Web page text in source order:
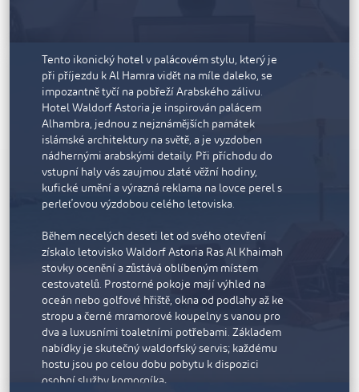
Tento ikonický hotel v palácovém stylu, který je
při příjezdu k Al Hamra vidět na míle daleko, se
impozantně tyčí na pobřeží Arabského zálivu.
Hotel Waldorf Astoria je inspirován palácem
Alhambra, jednou z nejznámějších památek
islámské architektury na světě, a je vyzdoben
nádhernými arabskými detaily. Při příchodu do
vstupní haly vás zaujmou zlaté věžní hodiny,
kufické umění a výrazná reklama na lovce perel s
perleťovou výzdobou celého letoviska.
Během necelých deseti let od svého otevření
získalo letovisko Waldorf Astoria Ras Al Khaimah
stovky ocenění a zůstává oblíbeným místem
cestovatelů. Prostorné pokoje mají výhled na
oceán nebo golfové hřiště, okna od podlahy až ke
stropu a černé mramorové koupelny s vanou pro
dva a luxusními toaletními potřebami. Základem
nabídky je skutečný waldorfský servis; každému
hostu jsou po celou dobu pobytu k dispozici
osobní služby komorníka.
Rixos Bab Al Bahr
Rixos Bab Al Bahr je all-inclusive resort se 650
pokoji a apartmány, z nichž každý má balkon a
nádherný výhled na tyrkysové vody Arabského
moře. Každý z pokojů je poctou místnímu
prostředí, interiéry jsou laděny do světle pískové,
teplé bronzové a jemné šedé barvy s akcenty v
odstínech smaragdově zelené. Některá prostorná
apartmá chytře využívají prvky připomínající
mashrabiyu, starobylou ozdobnou islámskou
zástěnu, která poskytuje naprosté soukromí. V
prostorných mramorem obložených koupelnách
jsou velké dešťové sprchy.